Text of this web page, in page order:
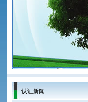
认证新闻